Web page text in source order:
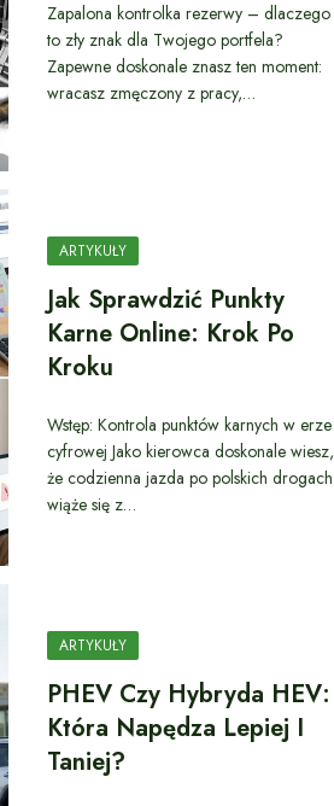
Zapalona kontrolka rezerwy – dlaczego
to zły znak dla Twojego portfela?
Zapewne doskonale znasz ten moment:
wracasz zmęczony z pracy,…
ARTYKUŁY
Jak Sprawdzić Punkty
Karne Online: Krok Po
Kroku
Wstęp: Kontrola punktów karnych w erze
cyfrowej Jako kierowca doskonale wiesz,
że codzienna jazda po polskich drogach
wiąże się z…
ARTYKUŁY
PHEV Czy Hybryda HEV:
Która Napędza Lepiej I
Taniej?